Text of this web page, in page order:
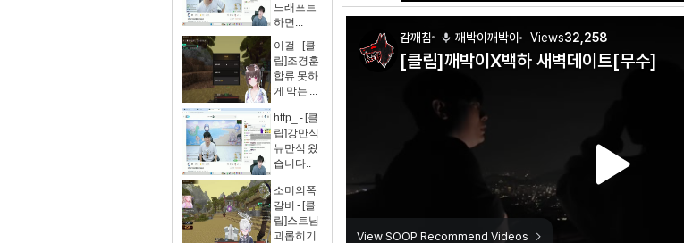
드래프트
하면...
이걸 - [클
립]조경훈
합류 못하
게 막는 ...
http_ - [클
립]강만식
뉴만식 왔
습니다..
소미의쪽
갈비 - [클
립]스트님
괴롭히기